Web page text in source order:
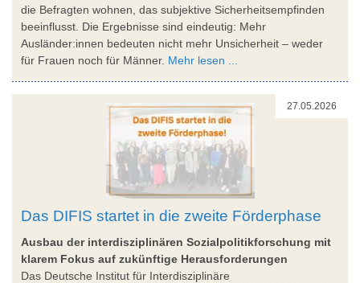
die Befragten wohnen, das subjektive Sicherheitsempfinden
beeinflusst. Die Ergebnisse sind eindeutig: Mehr
Ausländer:innen bedeuten nicht mehr Unsicherheit – weder
für Frauen noch für Männer. Mehr lesen ...
27.05.2026
Das DIFIS startet in die zweite Förderphase
Ausbau der interdisziplinären Sozialpolitikforschung mit
klarem Fokus auf zukünftige Herausforderungen
Das Deutsche Institut für Interdisziplinäre